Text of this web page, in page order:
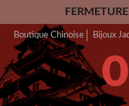
ANNUELLE:
Boutique Chinoise Bijoux